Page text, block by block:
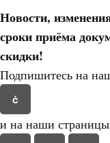
Новости,
сроки приёма
скидки!
Подпишитесь на
и на наши страницы